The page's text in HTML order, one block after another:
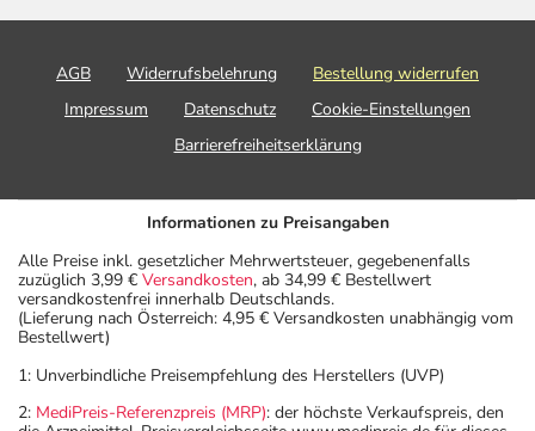
AGB Widerrufsbelehrung
Bestellung widerrufen
Impressum
Datenschutz
Cookie-Einstellungen
Barrierefreiheitserklärung
Informationen zu Preisangaben
Alle Preise inkl. gesetzlicher Mehrwertsteuer, gegebenenfalls
zuzüglich 3,99 € Versandkosten, ab 34,99 € Bestellwert
versandkostenfrei innerhalb Deutschlands.
(Lieferung nach Österreich: 4,95 € Versandkosten unabhängig vom
Bestellwert)
1: Unverbindliche Preisempfehlung des Herstellers (UVP)
2: MediPreis-Referenzpreis (MRP): der höchste Verkaufspreis, den